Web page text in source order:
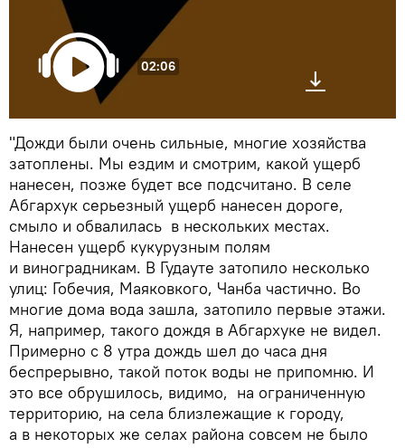
02:06
"Дожди были очень сильные, многие хозяйства
затоплены. Мы ездим и смотрим, какой ущерб
нанесен, позже будет все подсчитано. В селе
Абгархук серьезный ущерб нанесен дороге,
смыло и обвалилась в нескольких местах.
Нанесен ущерб кукурузным полям
и виноградникам. В Гудауте затопило несколько
улиц: Гобечия, Маяковкого, Чанба частично. Во
многие дома вода зашла, затопило первые этажи.
Я, например, такого дождя в Абгархуке не видел.
Примерно с 8 утра дождь шел до часа дня
беспрерывно, такой поток воды не припомню. И
это все обрушилось, видимо, на ограниченную
территорию, на села близлежащие к городу,
а в некоторых же селах района совсем не было